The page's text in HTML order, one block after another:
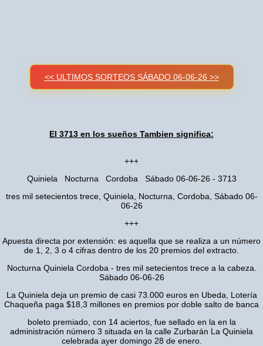
<< ULTIMOS SORTEOS SÁBADO 06-06-26 >>
El 3713 en los sueños Tambien significa:
+++
Quiniela Nocturna Cordoba Sábado 06-06-26 - 3713
tres mil setecientos trece, Quiniela, Nocturna, Cordoba, Sábado 06-
06-26
+++
Apuesta directa por extensión: es aquella que se realiza a un número
de 1, 2, 3 o 4 cifras dentro de los 20 premios del extracto.
Nocturna Quiniela Cordoba - tres mil setecientos trece a la cabeza.
Sábado 06-06-26
La Quiniela deja un premio de casi 73.000 euros en Ubeda, Lotería
Chaqueña paga $18,3 millones en premios por doble salto de banca
boleto premiado, con 14 aciertos, fue sellado en la en la
administración número 3 situada en la calle Zurbarán La Quiniela
celebrada ayer domingo 28 de enero.